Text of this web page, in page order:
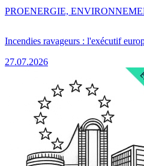
Incendies ravageurs : l'exécutif
27.07.2026
PROENERGIE,